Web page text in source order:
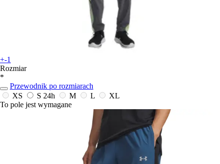
+-1
Rozmiar
*
Przewodnik po rozmiarach
XS
S 24h M L
XL
To pole jest wymagane